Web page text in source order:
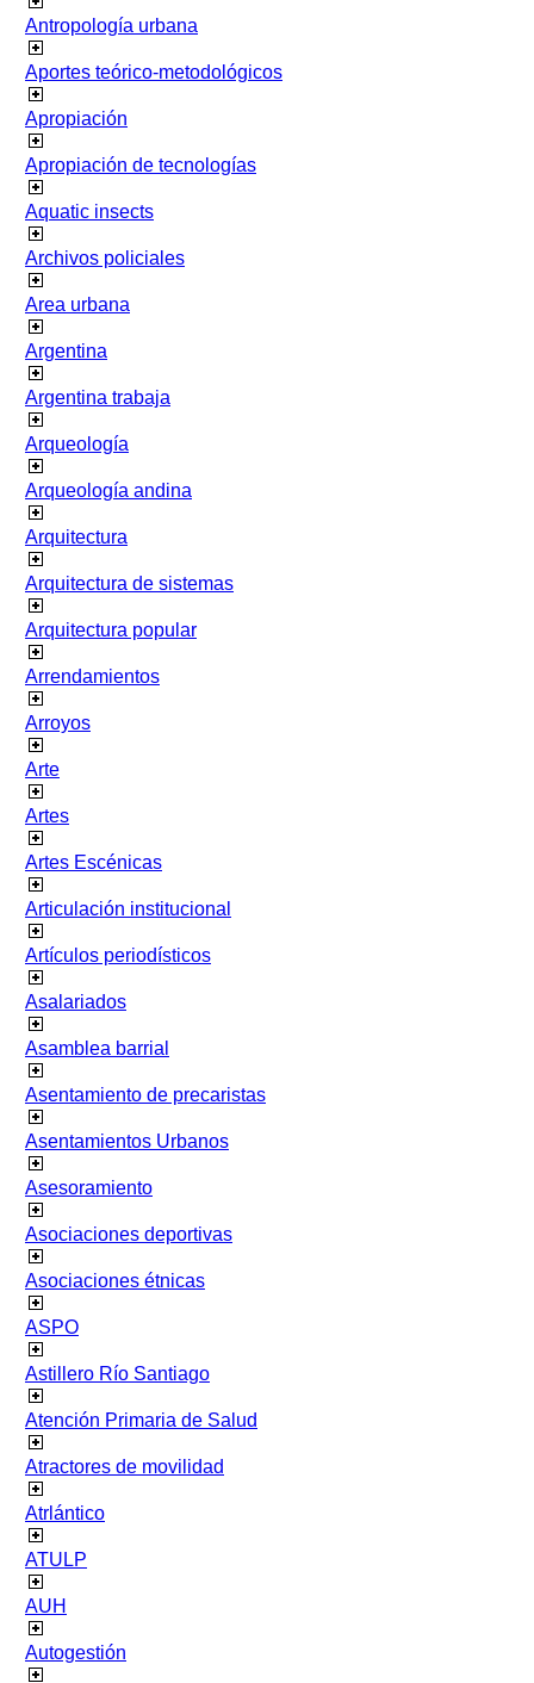
Antropología urbana
Aportes teórico-metodológicos
Apropiación
Apropiación de tecnologías
Aquatic insects
Archivos policiales
Area urbana
Argentina
Argentina trabaja
Arqueología
Arqueología andina
Arquitectura
Arquitectura de sistemas
Arquitectura popular
Arrendamientos
Arroyos
Arte
Artes
Artes Escénicas
Articulación institucional
Artículos periodísticos
Asalariados
Asamblea barrial
Asentamiento de precaristas
Asentamientos Urbanos
Asesoramiento
Asociaciones deportivas
Asociaciones étnicas
ASPO
Astillero Río Santiago
Atención Primaria de Salud
Atractores de movilidad
Atrlántico
ATULP
AUH
Autogestión